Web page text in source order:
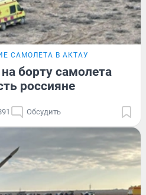
САМОЛЕТА В АКТАУ
борту самолета
россияне
Обсудить